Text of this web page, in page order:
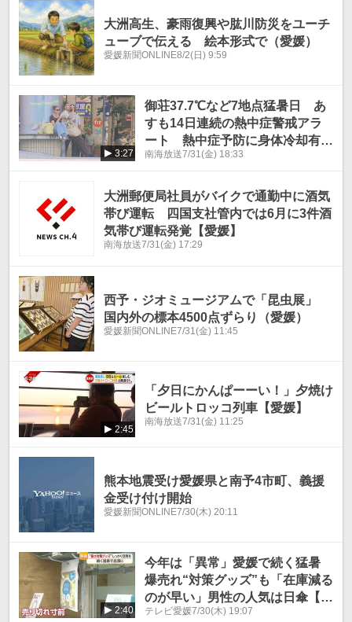
大洲高生、豪雨復興や肱川防災をユーチ
ューブで伝える 絵本形式で（愛媛）
愛媛新聞ONLINE8/2(日) 9:59
3:27
御荘37.7℃など7地点猛暑日 あ
すも14日連続の熱中症警戒アラ
ート 熱中症予防に身体冷却有効
【愛媛】
南海放送7/31(金) 18:33
大洲郵便局社員がバイクで通勤中に酒気
帯び運転 四国支社管内では6月に3件酒
気帯び運転発覚【愛媛】
南海放送7/31(金) 17:29
西予・ジオミュージアムで「昆虫展」
国内外の標本4500点ずらり（愛媛）
愛媛新聞ONLINE7/31(金) 11:45
2:45
「夕日にかんぱーーい！」夕焼け
ビールトロッコ列車【愛媛】
南海放送7/31(金) 11:25
熊本地震受け愛媛県と南予4市町、義援
金受け付け開始
愛媛新聞ONLINE7/30(木) 20:11
2:40
今年は「異常」愛媛で続く猛暑
爆売れ“対策グッズ”も「在庫減る
のが早い」男性の人気は日傘【愛
媛】
テレビ愛媛7/30(木) 19:07